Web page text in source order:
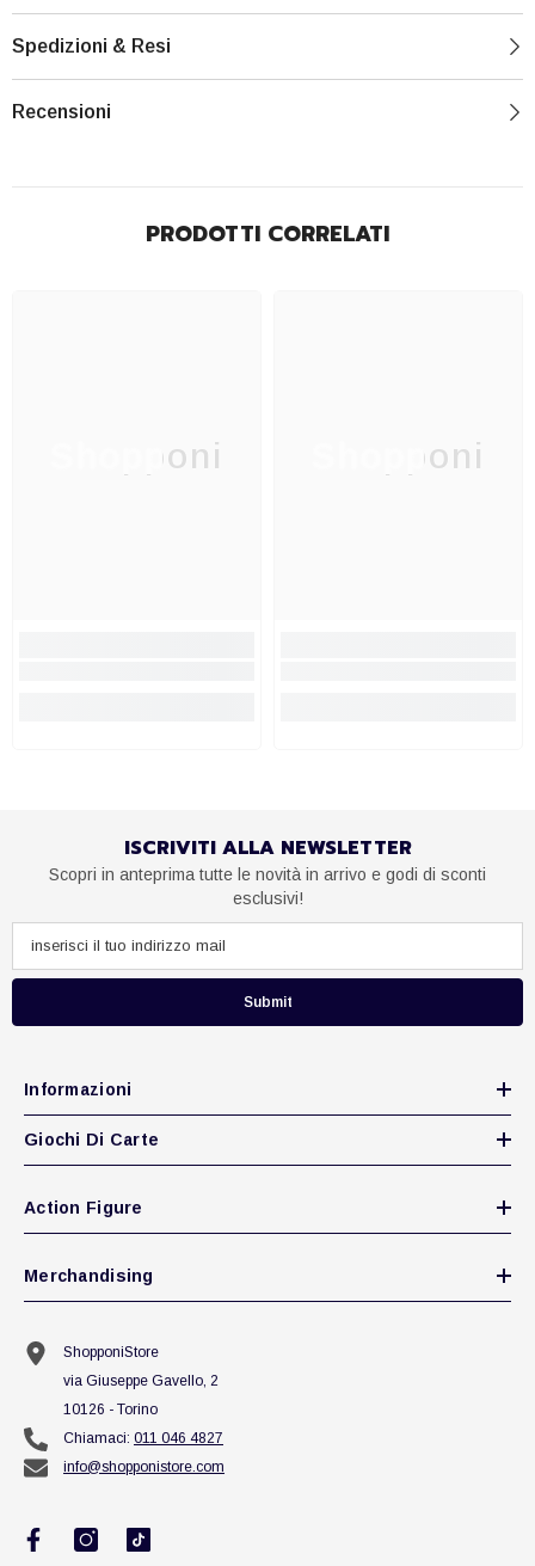
Spedizioni & Resi
Recensioni
PRODOTTI CORRELATI
Shopponi Shopponi
ISCRIVITI ALLA NEWSLETTER
Scopri in anteprima tutte le novità in arrivo e godi di sconti
esclusivi!
Submit
Informazioni
Giochi Di Carte
Action Figure
Merchandising
ShopponiStore
via Giuseppe Gavello, 2
10126 - Torino
Chiamaci: 011 046 4827
info@shopponistore.com